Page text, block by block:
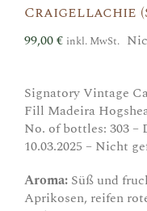
Craigellachie
99,00€ inkl. MwSt.
Signatory Vintage
Fill Madeira
No. of bottles: 303 –
10.03.2025 – Nicht
Aroma: Süß und
Aprikosen, reifen